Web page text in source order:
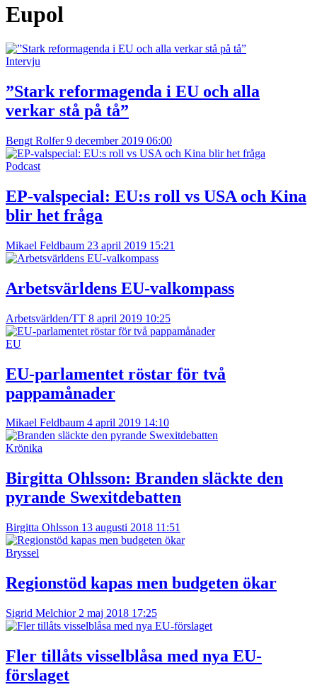
Eupol
Intervju
”Stark reformagenda i EU och alla
verkar stå på tå”
Bengt Rolfer9 december 2019 06:00
Podcast
EP-valspecial: EU:s roll vs USA och Kina
blir het fråga
Mikael Feldbaum 23 april 2019 15:21
Arbetsvärldens EU-valkompass
Arbetsvärlden/TT 8 april 2019 10:25
EU
EU-parlamentet röstar för två
pappamånader
Mikael Feldbaum 4 april 2019 14:10
Krönika
Birgitta Ohlsson: Branden släckte den
pyrande Swexitdebatten
Birgitta Ohlsson 13 augusti 2018 11:51
Bryssel
Regionstöd kapas men budgeten ökar
Sigrid Melchior 2 maj 2018 17:25
Fler tillåts visselblåsa med nya EU-
förslaget